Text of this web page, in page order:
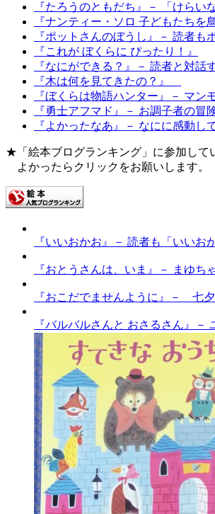
『たろうのともだち』－ 「けら
『ナンティー・ソロ 子どもたちを
『ポットさんのぼうし』－ 読者も
『これが ぼくらに ぴったり！』
『なにができる？』－ 読者と対話
『木は何を見てきたの？』
『ぼくらは物語ハンター』－ マン
『勇士アフマド』－ お調子者の冒
『よかったなあ』－ なにに感動し
★「絵本ブログランキング」に参加して
よかったらクリックをお願いします。
『いいおかお』－ 読者も「いいお
『おとうさんは、いま』－ まゆち
『おこだでませんように』－ 七
『バルバルさんと おさるさん』－